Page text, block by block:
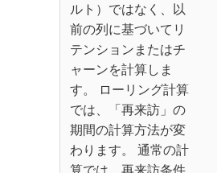
ルト）ではなく、以
前の列に基づいてリ
テンションまたはチ
ャーンを計算しま
す。 ローリング計算
では、「再来訪」の
期間の計算方法が変
わります。 通常の計